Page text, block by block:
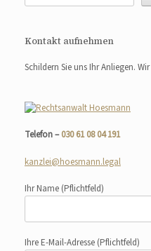
Kontakt aufnehmen
Schildern Sie uns Ihr Anliegen.
Telefon –030 61 08 04 191
kanzlei@hoesmann.legal
Ihr Name (Pflichtfeld)
Ihre E-Mail-Adresse (Pflichtfeld)